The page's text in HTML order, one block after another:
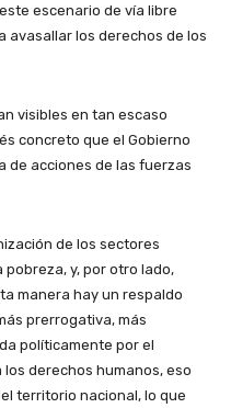
escenario de vía libre
avasallar los derechos de los
visibles en tan escaso
concreto que el Gobierno
de acciones de las fuerzas
de los sectores
y, por otro lado,
manera hay un respaldo
prerrogativa, más
políticamente por el
derechos humanos, eso
territorio nacional, lo que